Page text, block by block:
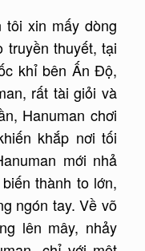
xin mấy dòng
thuyết, tại
khỉ bên Ấn Độ,
rất tài giỏi và
Hanuman chơi
khắp nơi tối
mới nhả
thành to lớn,
ngón tay. Về võ
lên mây, nhảy